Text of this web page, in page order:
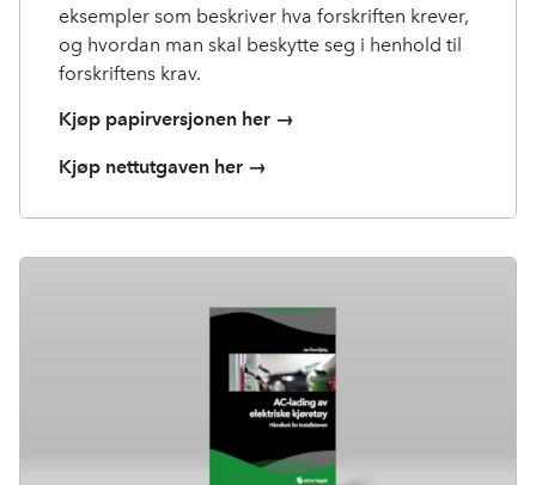
eksempler som beskriver hva forskriften krever,
og hvordan man skal beskytte seg i henhold til
forskriftens krav.
Kjøp papirversjonen her →
Kjøp nettutgaven her →